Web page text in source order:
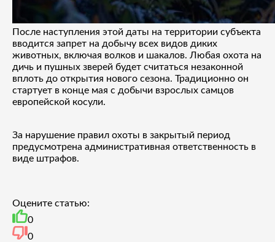
После наступления этой даты на территории субъекта
вводится запрет на добычу всех видов диких
животных, включая волков и шакалов. Любая охота на
дичь и пушных зверей будет считаться незаконной
вплоть до открытия нового сезона. Традиционно он
стартует в конце мая с добычи взрослых самцов
европейской косули.
За нарушение правил охоты в закрытый период
предусмотрена административная ответственность в
виде штрафов.
Оцените статью:
0
0